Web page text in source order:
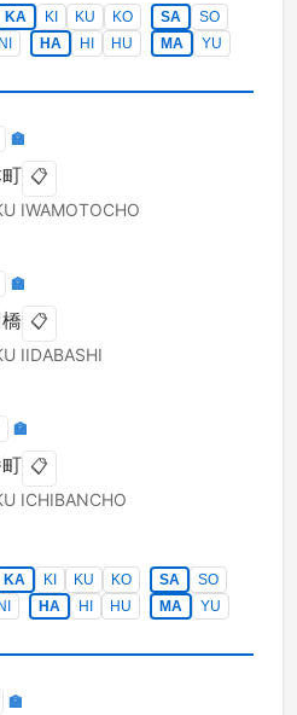
KA KI KU KO SA
SO
NI HA HI HU MA
YU
🏣
📋
IWAMOTOCHO
🏣
📋
IIDABASHI
🏣
📋
ICHIBANCHO
KA KI KU KO SA
SO
NI HA HI HU MA
YU
🏣